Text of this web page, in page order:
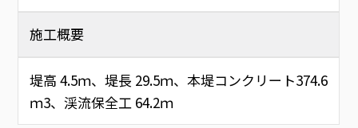
施工概要
堤高 4.5ｍ、堤長 29.5ｍ、本堤コンクリート374.6
ｍ3、渓流保全工 64.2ｍ